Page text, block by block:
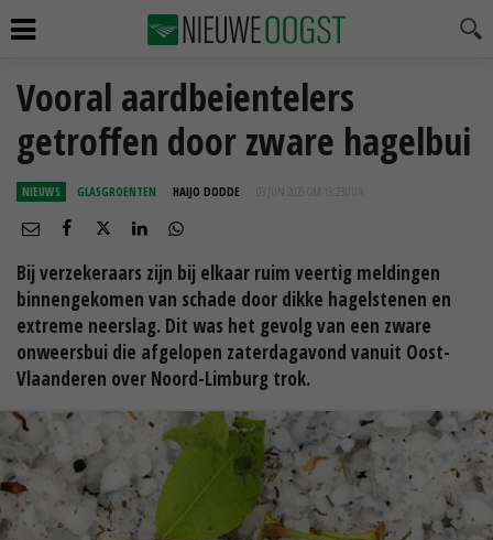
Vooral aardbeientelers
getroffen door zware hagelbui
NIEUWS GLASGROENTEN HAIJO DODDE 03 JUN 2025 OM 13:23
Bij verzekeraars zijn bij elkaar ruim veertig meldingen
binnengekomen van schade door dikke hagelstenen en
extreme neerslag. Dit was het gevolg van een zware
onweersbui die afgelopen zaterdagavond vanuit Oost-
Vlaanderen over Noord-Limburg trok.